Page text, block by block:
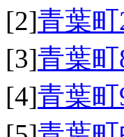
[2]青葉町
[3]青葉町
[4]青葉町